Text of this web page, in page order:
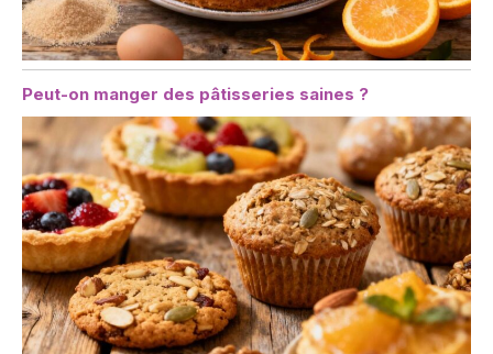
Peut-on manger des pâtisseries saines ?